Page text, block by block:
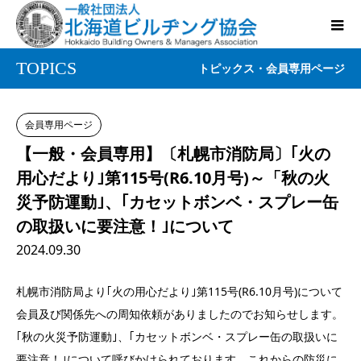
TOPICS トピックス・会員専用ページ
会員専用ページ
【一般・会員専用】〔札幌市消防局〕｢火の
用心だより｣第115号(R6.10月号)～「秋の火
災予防運動｣、｢カセットボンベ・スプレー缶
の取扱いに要注意！｣について
2024.09.30
札幌市消防局より｢火の用心だより｣第115号(R6.10月号)について
会員及び関係先への周知依頼がありましたのでお知らせします。
｢秋の火災予防運動｣、｢カセットボンベ・スプレー缶の取扱いに